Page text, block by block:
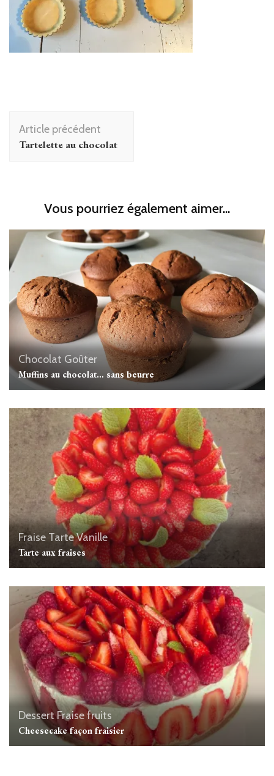
Navigation
d'article
Article précédent
Tartelette au chocolat
Vous pourriez également aimer...
Chocolat Goûter
Muffins au chocolat… sans beurre
Fraise TarteVanille
Tarte aux fraises
Dessert Fraisefruits
Cheesecake façon fraisier